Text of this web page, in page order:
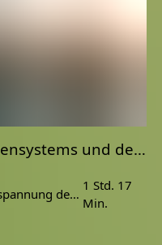
Entspannung des Nervensystems und der Schultern & Kraft, Stabilität für deinen Körper
Erlebe gezielte Aktivierung & Entspannung deines Körpers
1 Std. 17
Min.